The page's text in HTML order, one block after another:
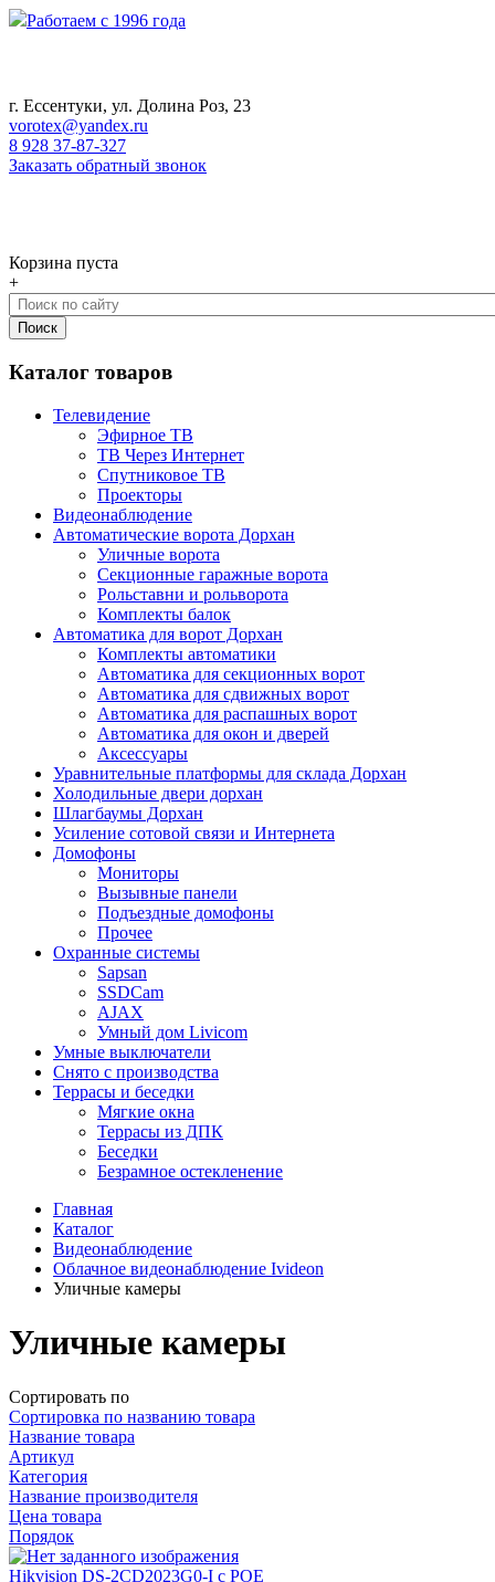
Работаем с 1996 года
г. Ессентуки, ул. Долина Роз, 23
vorotex@yandex.ru
8 928 37-87-327
Заказать обратный звонок
Корзина пуста
+
Каталог товаров
Телевидение
Эфирное ТВ
ТВ Через Интернет
Спутниковое ТВ
Проекторы
Видеонаблюдение
Автоматические ворота Дорхан
Уличные ворота
Секционные гаражные ворота
Рольставни и рольворота
Комплекты балок
Автоматика для ворот Дорхан
Комплекты автоматики
Автоматика для секционных ворот
Автоматика для сдвижных ворот
Автоматика для распашных ворот
Автоматика для окон и дверей
Аксессуары
Уравнительные платформы для склада Дорхан
Холодильные двери дорхан
Шлагбаумы Дорхан
Усиление сотовой связи и Интернета
Домофоны
Мониторы
Вызывные панели
Подъездные домофоны
Прочее
Охранные системы
Sapsan
SSDCam
AJAX
Умный дом Livicom
Умные выключатели
Снято с производства
Террасы и беседки
Мягкие окна
Террасы из ДПК
Беседки
Безрамное остекленение
Главная
Каталог
Видеонаблюдение
Облачное видеонаблюдение Ivideon
Уличные камеры
Уличные камеры
Сортировать по
Сортировка по названию товара
Название товара
Артикул
Категория
Название производителя
Цена товара
Порядок
Hikvision DS-2CD2023G0-I c PОЕ